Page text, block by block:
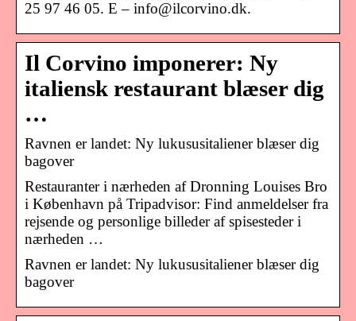
25 97 46 05. E – info@ilcorvino.dk​.
Il Corvino imponerer: Ny
italiensk restaurant blæser dig
…
Ravnen er landet: Ny lukususitaliener blæser dig
bagover
Restauranter i nærheden af Dronning Louises Bro
i København på Tripadvisor: Find anmeldelser fra
rejsende og personlige billeder af spisesteder i
nærheden …
Ravnen er landet: Ny lukususitaliener blæser dig
bagover